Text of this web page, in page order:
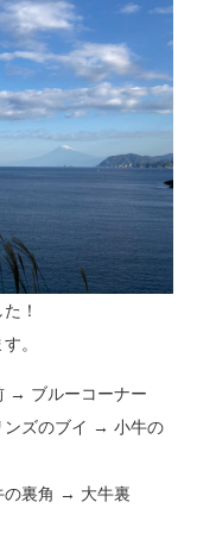
！
。
→ ブルーコーナー
ンズのブイ → 小牛の
の裏角 → 大牛裏